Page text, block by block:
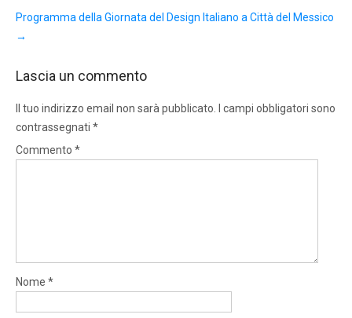
Programma della Giornata del Design Italiano a Città del Messico
→
Lascia un commento
Il tuo indirizzo email non sarà pubblicato.
I campi obbligatori sono
contrassegnati *
Commento *
Nome *